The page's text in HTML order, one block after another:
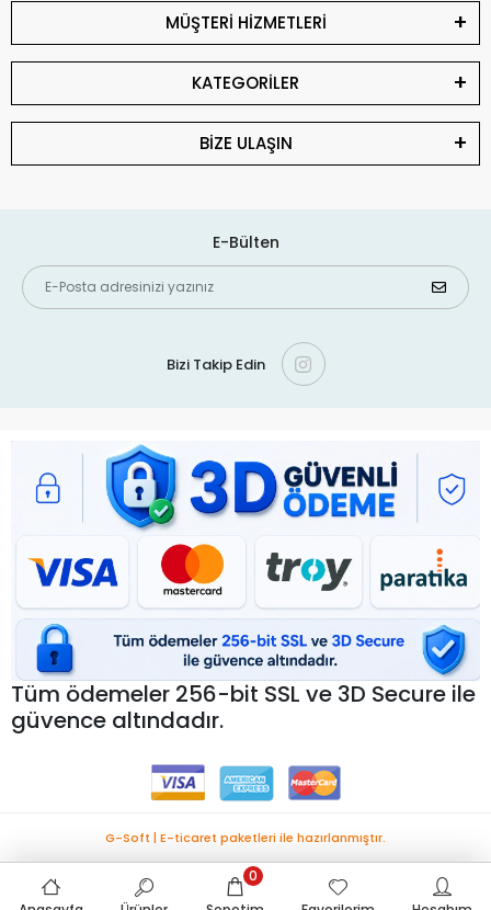
MÜŞTERİ HİZMETLERİ
KATEGORİLER
BİZE ULAŞIN
E-Bülten
Bizi Takip Edin
Tüm ödemeler 256-bit SSL ve 3D Secure ile
güvence altındadır.
0
G-Soft | E-ticaret paketleri ile hazırlanmıştır.